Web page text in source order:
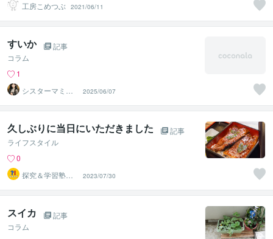
工房こめつぶ
2021/06/11
すいか
記事
コラム
1
シスターマミー
（まみさんでも
いいですよ）
2025/06/07
久しぶりに当日にいただきました
記事
ライフスタイル
0
探究＆学習塾｜
なぜラボ
2023/07/30
スイカ
記事
コラム